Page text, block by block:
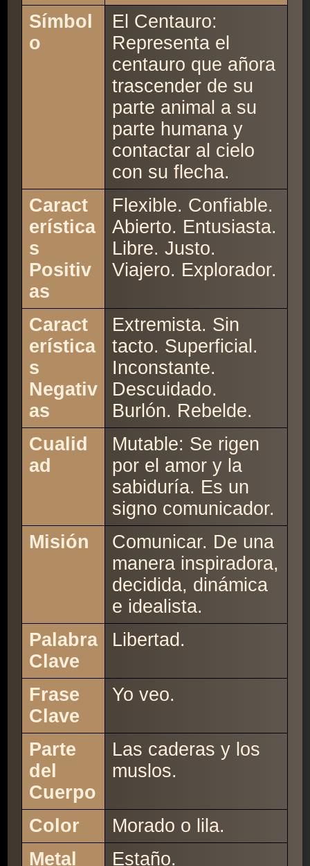
Símbol
o
El Centauro:
Representa el
centauro que añora
trascender de su
parte animal a su
parte humana y
contactar al cielo
con su flecha.
Caract
erística
s
Positiv
as
Flexible. Confiable.
Abierto. Entusiasta.
Libre. Justo.
Viajero. Explorador.
Caract
erística
s
Negativ
as
Extremista. Sin
tacto. Superficial.
Inconstante.
Descuidado.
Burlón. Rebelde.
Cualid
ad
Mutable: Se rigen
por el amor y la
sabiduría. Es un
signo comunicador.
Misión
Comunicar. De una
manera inspiradora,
decidida, dinámica
e idealista.
Palabra
Clave
Libertad.
Frase
Clave
Yo veo.
Parte
del
Cuerpo
Las caderas y los
muslos.
Color
Morado o lila.
Metal
Estaño.